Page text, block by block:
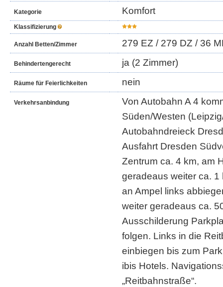
Kategorie Komfort
Klassifizierung
Anzahl Betten/Zimmer 279 EZ / 279 DZ /36
Behindertengerecht ja (2 Zimmer)
Räume für Feierlichkeiten nein
Verkehrsanbindung
Von Autobahn A 4
Süden/Westen
Autobahndreieck
Ausfahrt Dresden
Zentrum ca. 4 km, am
geradeaus weiter ca. 1
an Ampel links
weiter geradeaus ca.
Ausschilderung
folgen. Links in die
einbiegen bis zum
ibis Hotels.
„Reitbahnstraße“.